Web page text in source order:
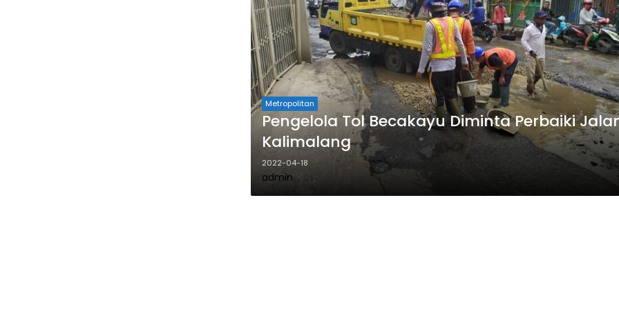
Metropolitan
Pengelola Tol Becakayu Diminta Perbaiki
Kalimalang
2022-04-18
admin